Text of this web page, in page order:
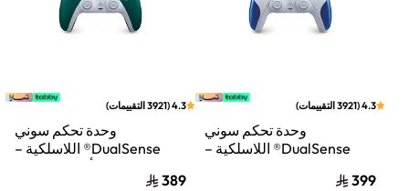
4.3
(
3921التقييمات)
وحدة تحكم سوني
DualSense® اللاسلكية –
399
4.3
(
3921التقييمات)
وحدة تحكم سوني
DualSense® اللاسلكية –
389